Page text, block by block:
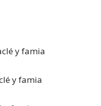
y famia
y famia